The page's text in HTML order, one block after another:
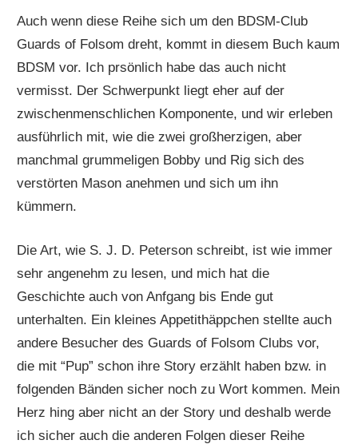
Auch wenn diese Reihe sich um den BDSM-Club
Guards of Folsom dreht, kommt in diesem Buch kaum
BDSM vor. Ich prsönlich habe das auch nicht
vermisst. Der Schwerpunkt liegt eher auf der
zwischenmenschlichen Komponente, und wir erleben
ausführlich mit, wie die zwei großherzigen, aber
manchmal grummeligen Bobby und Rig sich des
verstörten Mason anehmen und sich um ihn
kümmern.
Die Art, wie S. J. D. Peterson schreibt, ist wie immer
sehr angenehm zu lesen, und mich hat die
Geschichte auch von Anfgang bis Ende gut
unterhalten. Ein kleines Appetithäppchen stellte auch
andere Besucher des Guards of Folsom Clubs vor,
die mit “Pup” schon ihre Story erzählt haben bzw. in
folgenden Bänden sicher noch zu Wort kommen. Mein
Herz hing aber nicht an der Story und deshalb werde
ich sicher auch die anderen Folgen dieser Reihe